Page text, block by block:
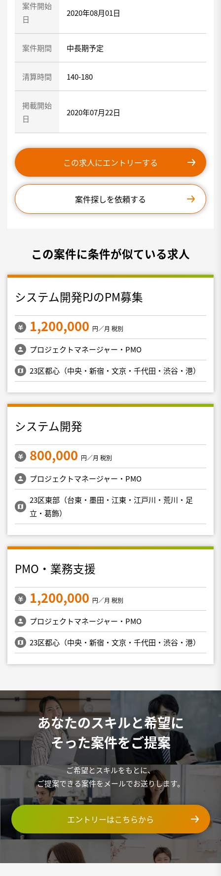
案件開始
日
2020年08月01日
案件期間 中長期予定
清算時間 140-180
掲載開始
日
2020年07月22日
この求人にエントリーする
案件探しを依頼する
この案件に条件が似ている求人
システム開発PJのPM募集
1,200,000 円／月 税別
プロジェクトマネージャー・PMO
23区都心（中央・新宿・文京・千代田・渋谷・港）
システム開発
800,000 円／月 税別
プロジェクトマネージャー・PMO
23区東部（台東・墨田・江東・江戸川・荒川・足
立・葛飾）
PMO・業務支援
1,200,000 円／月 税別
プロジェクトマネージャー・PMO
23区都心（中央・新宿・文京・千代田・渋谷・港）
あなたのスキルと希望に
そった案件をご提案
ご希望とスキルをもとに、
ご提案できる案件をメールでお送りします。
エントリーはこちらから